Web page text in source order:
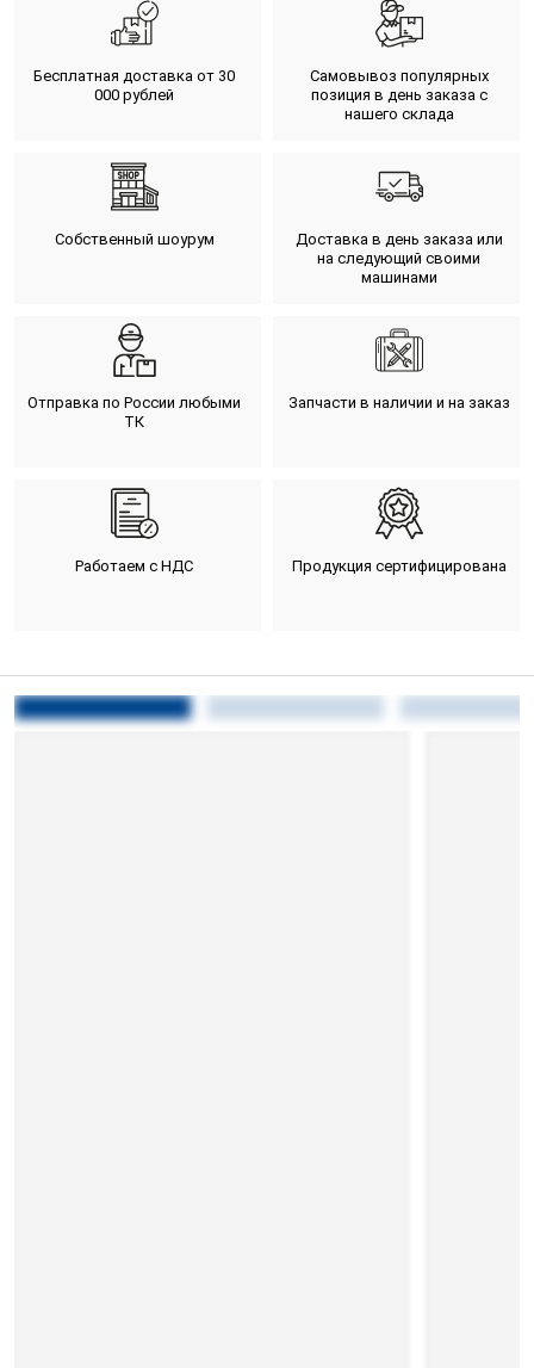
Бесплатная доставка от 30
000 рублей
Самовывоз популярных
позиция в день заказа с
нашего склада
Собственный шоурум
Доставка в день заказа или
на следующий своими
машинами
Отправка по России любыми
ТК
Запчасти в наличии и на заказ
Работаем с НДС Продукция сертифицирована